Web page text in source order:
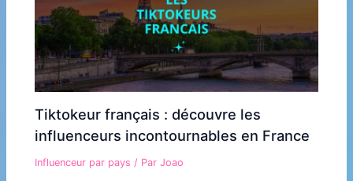
Tiktokeur français : découvre les
influenceurs incontournables en France
Influenceur par pays / ParJoao